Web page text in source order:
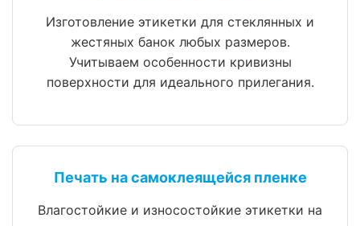
Изготовление этикетки для стеклянных и
жестяных банок любых размеров.
Учитываем особенности кривизны
поверхности для идеального прилегания.
Печать на самоклеящейся пленке
Влагостойкие и износостойкие этикетки на